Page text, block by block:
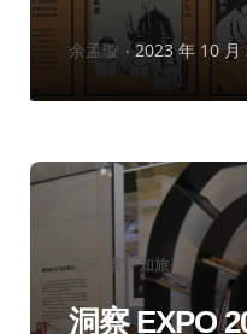
作
余孟璇 2023 年 10 月
分
類：
亞洲 寰宇知旅
洞察 EXPO